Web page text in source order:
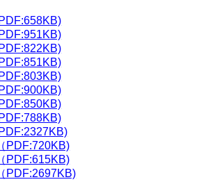
（PDF:720KB)
（PDF:615KB)
（PDF:2697KB)